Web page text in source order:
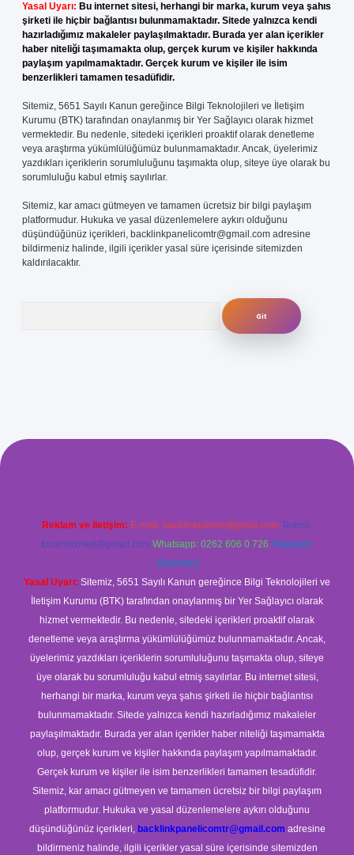
Yasal Uyarı: Bu internet sitesi, herhangi bir marka, kurum veya şahıs
şirketi ile hiçbir bağlantısı bulunmamaktadır. Sitede yalnızca kendi
hazırladığımız makaleler paylaşılmaktadır. Burada yer alan içerikler
haber niteliği taşımamakta olup, gerçek kurum ve kişiler hakkında
paylaşım yapılmamaktadır. Gerçek kurum ve kişiler ile isim
benzerlikleri tamamen tesadüfidir.
Sitemiz, 5651 Sayılı Kanun gereğince Bilgi Teknolojileri ve İletişim
Kurumu (BTK) tarafından onaylanmış bir Yer Sağlayıcı olarak hizmet
vermektedir. Bu nedenle, sitedeki içerikleri proaktif olarak denetleme
veya araştırma yükümlülüğümüz bulunmamaktadır. Ancak, üyelerimiz
yazdıkları içeriklerin sorumluluğunu taşımakta olup, siteye üye olarak bu
sorumluluğu kabul etmiş sayılırlar.
Sitemiz, kar amacı gütmeyen ve tamamen ücretsiz bir bilgi paylaşım
platformudur. Hukuka ve yasal düzenlemelere aykırı olduğunu
düşündüğünüz içerikleri, backlinkpanelicomtr@gmail.com adresine
bildirmeniz halinde, ilgili içerikler yasal süre içerisinde sitemizden
kaldırılacaktır.
Reklam ve İletişim: E-mail: backlinkpaneli@gmail.com Teams:
forumhizmeti@gmail.com Whatsapp: 0262 606 0 726 Telegram:
@karabul
Yasal Uyarı: Sitemiz, 5651 Sayılı Kanun gereğince Bilgi Teknolojileri ve
İletişim Kurumu (BTK) tarafından onaylanmış bir Yer Sağlayıcı olarak
hizmet vermektedir. Bu nedenle, sitedeki içerikleri proaktif olarak
denetleme veya araştırma yükümlülüğümüz bulunmamaktadır. Ancak,
üyelerimiz yazdıkları içeriklerin sorumluluğunu taşımakta olup, siteye
üye olarak bu sorumluluğu kabul etmiş sayılırlar. Bu internet sitesi,
herhangi bir marka, kurum veya şahıs şirketi ile hiçbir bağlantısı
bulunmamaktadır. Sitede yalnızca kendi hazırladığımız makaleler
paylaşılmaktadır. Burada yer alan içerikler haber niteliği taşımamakta
olup, gerçek kurum ve kişiler hakkında paylaşım yapılmamaktadır.
Gerçek kurum ve kişiler ile isim benzerlikleri tamamen tesadüfidir.
Sitemiz, kar amacı gütmeyen ve tamamen ücretsiz bir bilgi paylaşım
platformudur. Hukuka ve yasal düzenlemelere aykırı olduğunu
düşündüğünüz içerikleri, backlinkpanelicomtr@gmail.com adresine
bildirmeniz halinde, ilgili içerikler yasal süre içerisinde sitemizden